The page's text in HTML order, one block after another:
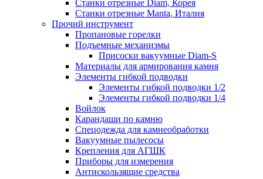
Станки отрезные Diam, Корея
Станки отрезные Manta, Италия
Прочий инструмент
Пропановые горелки
Подъeмные механизмы
Присоски вакуумные Diam-S
Материалы для армирования камня
Элементы гибкой подводки
Элементы гибкой подводки 1/2
Элементы гибкой подводки 1/4
Войлок
Карандаши по камню
Спецодежда для камнеобработки
Вакуумные пылесосы
Крепления для АГШК
Приборы для измерения
Антискользящие средства